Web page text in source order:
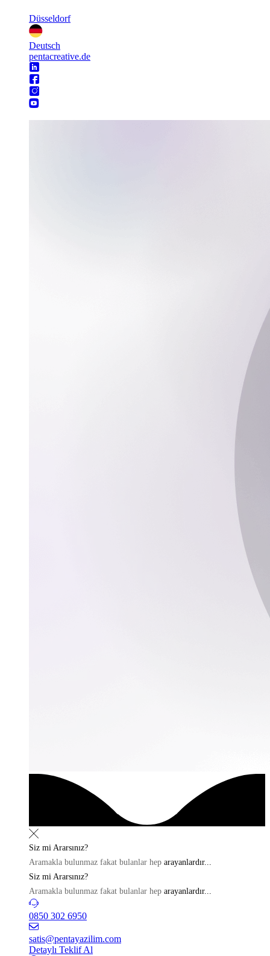
Düsseldorf
Deutsch
pentacreative.de
Siz mi Ararsınız?
Aramakla bulunmaz fakat bulanlar hep arayanlardır...
Siz mi Ararsınız?
Aramakla bulunmaz fakat bulanlar hep arayanlardır...
0850 302 6950
satis@pentayazilim.com
Detaylı Teklif Al